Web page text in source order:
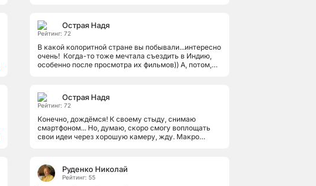
Острая Надя
Рейтинг: 72
В какой колоритной стране вы побывали...интересно
очень! Когда-то тоже мечтала съездить в Индию,
особенно после просмотра их фильмов)) А, потом,
Острая Надя
Рейтинг: 72
Конечно, дождёмся! К своему стыду, снимаю
смартфоном... Но, думаю, скоро смогу воплощать
свои идеи через хорошую камеру, жду. Макро
Руденко Николай
Рейтинг: 55